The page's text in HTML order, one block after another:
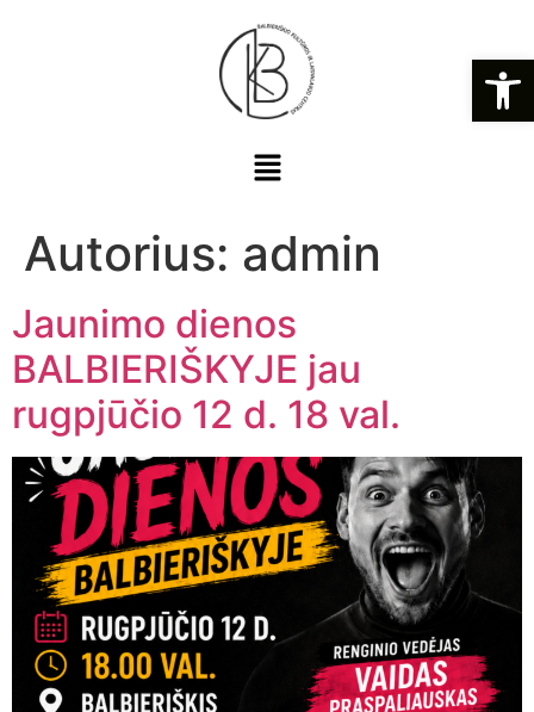
Autorius: admin
Jaunimo dienos
BALBIERIŠKYJE jau
rugpjūčio 12 d. 18 val.